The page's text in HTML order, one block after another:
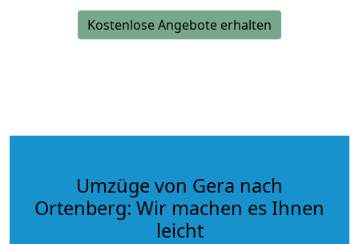
Kostenlose Angebote erhalten
Umzüge von Gera nach
Ortenberg: Wir machen es Ihnen
leicht